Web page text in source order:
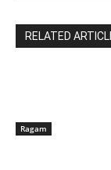
RELATED
Ragam